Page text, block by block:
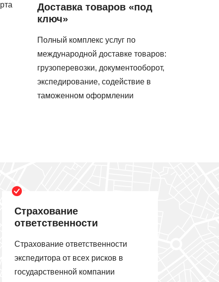
Доставка товаров «под
ключ»
Полный комплекс услуг по
международной доставке товаров:
грузоперевозки, документооборот,
экспедирование, содействие в
таможенном оформлении
Страхование
ответственности
Страхование ответственности
экспедитора от всех рисков в
государственной компании